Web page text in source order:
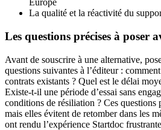
Europe
La qualité et la réactivité du
Les questions précises à poser
Avant de souscrire à une alternative,
questions suivantes à l’éditeur :
contrats existants ? Quel est le délai
Existe-t-il une période d’essai sans
conditions de résiliation ? Ces questions
mais elles évitent de retomber dans les
ont rendu l’expérience Startdoc